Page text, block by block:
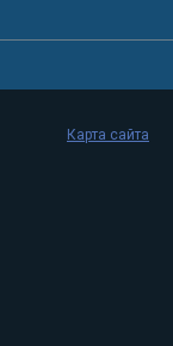
Карта сайта